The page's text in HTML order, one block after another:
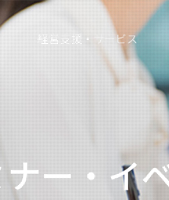
経営支援・サービス
ー・イ